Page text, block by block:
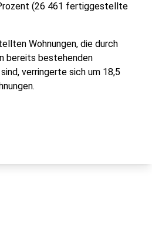
(26 461 fertiggestellte
Wohnungen, die durch
bereits bestehenden
verringerte sich um 18,5